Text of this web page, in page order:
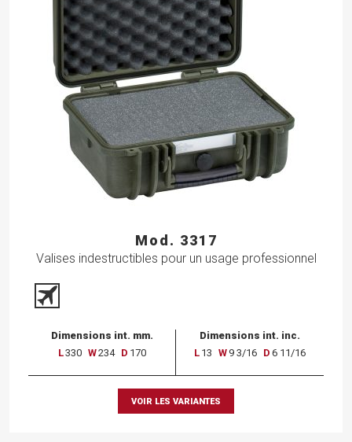
Mod. 3317
Valises indestructibles pour un usage professionnel
Dimensions int. mm.
L330 W234 D 170
Dimensions int. inc.
L 13 W 9 3/16 D 6 11/16
VOIR LES VARIANTES